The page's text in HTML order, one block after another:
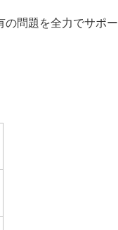
の問題を全力でサポー